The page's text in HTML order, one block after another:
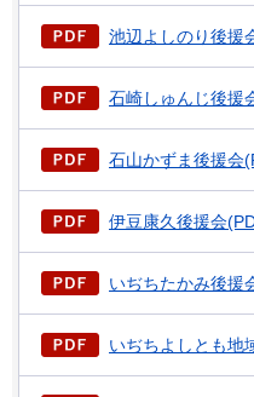
池辺よしのり後援
石崎しゅんじ後援
石山かずま後援会
伊豆康久後援会
いぢちたかみ後援
いぢちよしとも地